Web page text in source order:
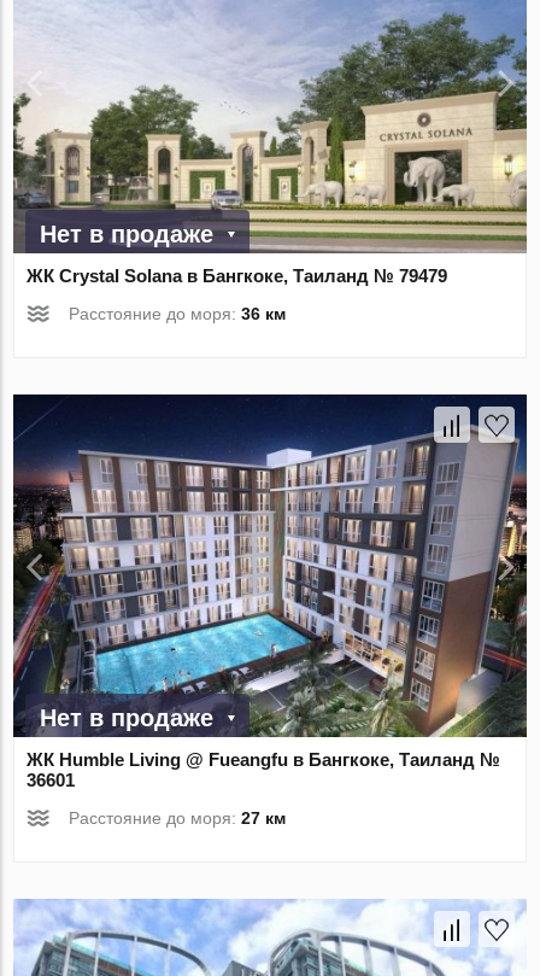
Нет в продаже
ЖК Crystal Solana в Бангкоке, Таиланд № 79479
Расстояние до моря:36 км
Нет в продаже
ЖК Humble Living @ Fueangfu в Бангкоке, Таиланд №
36601
Расстояние до моря:27 км